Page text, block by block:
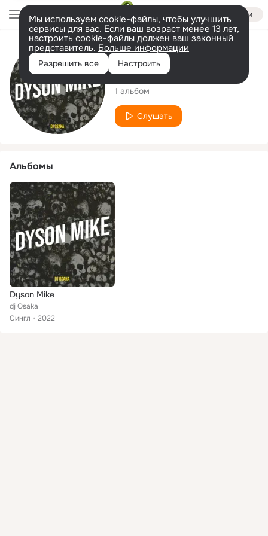
Войти
Мы используем cookie-файлы, чтобы улучшить
сервисы для вас. Если ваш возраст менее 13 лет,
настроить cookie-файлы должен ваш законный
представитель. Больше информации
Разрешить все Настроить
Исполнитель
dj Osaka
1 альбом
Слушать
Альбомы
Dyson Mike
dj Osaka
Сингл
2022